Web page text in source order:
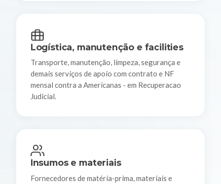
Logística, manutenção e facilities
Transporte, manutenção, limpeza, segurança e
demais serviços de apoio com contrato e NF
mensal contra a Americanas - em Recuperacao
Judicial.
Insumos e materiais
Fornecedores de matéria-prima, materiais e